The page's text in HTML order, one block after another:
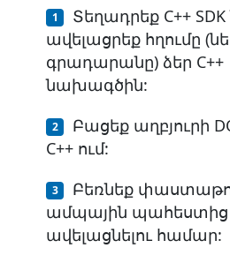
Տեղադրեք C++
ավելացրեք հղումը
գրադարանը) ձեր C++
նախագծին:
Բացեք աղբյուրի
C++ ում:
Բեռնեք
ամպային պահեստից
ավելացնելու համար: